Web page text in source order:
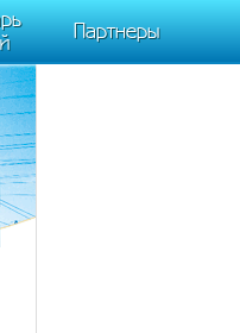
(window,
Партнеры